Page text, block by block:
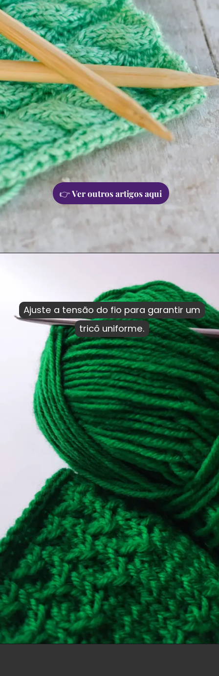
👉Ver outros artigos aqui
Ajuste a tensão do fio para garantir um
tricô uniforme.
Ajuste a tensão do fio para garantir um
tricô uniforme.